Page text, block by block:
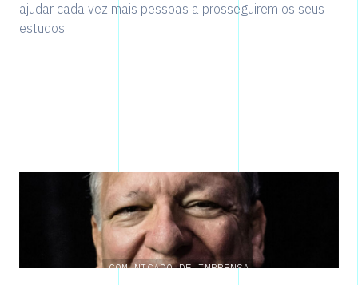
ajudar cada vez mais pessoas a prosseguirem os seus
estudos.
COMUNICADO DE IMPRENSA